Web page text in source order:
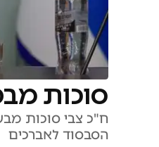
סוכות
ח"כ צבי סוכות
הסבסוד לאברכים